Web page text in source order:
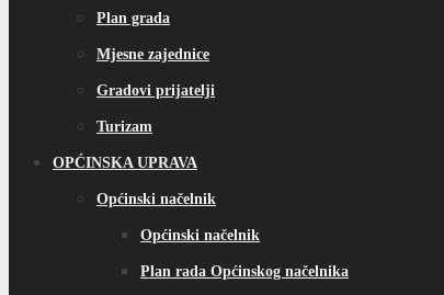
Plan grada
Mjesne zajednice
Gradovi prijatelji
Turizam
OPĆINSKA UPRAVA
Općinski načelnik
Općinski načelnik
Plan rada Općinskog načelnika